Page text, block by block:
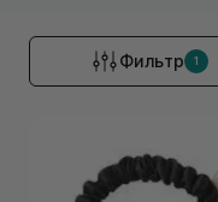
Фильтр 1